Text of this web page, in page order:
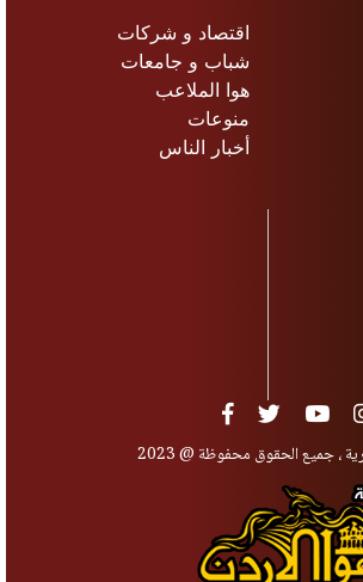
اقتصاد و شركات
شباب و جامعات
هوا الملاعب
منوعات
أخبار الناس
، جميع الحقوق محفوظة @ 2023